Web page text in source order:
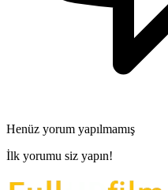
Henüz yorum yapılmamış
İlk yorumu siz yapın!